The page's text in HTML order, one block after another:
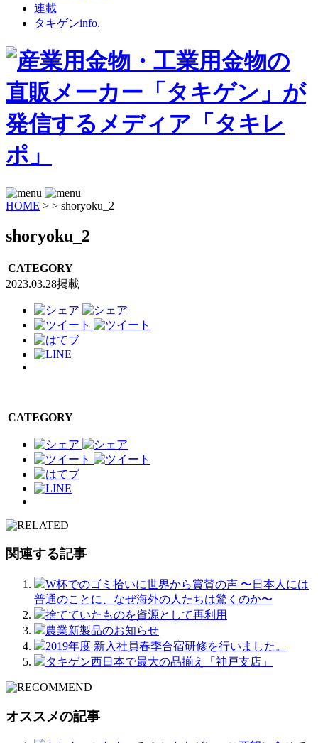
連載
タキゲンinfo.
HOME > > shoryoku_2
shoryoku_2
CATEGORY
2023.03.28掲載
CATEGORY
関連する記事
W杯でのゴミ拾いに世界から賞賛の声 〜日本人には
普通のことに、なぜ海外の人たちは驚くのか〜
捨てていたものを資源として再利用
農業新製品のお知らせ
2019年度 新入社員春季合宿研修を行いました。
タキゲン西日本で最大の品揃え「神戸支店」
オススメの記事